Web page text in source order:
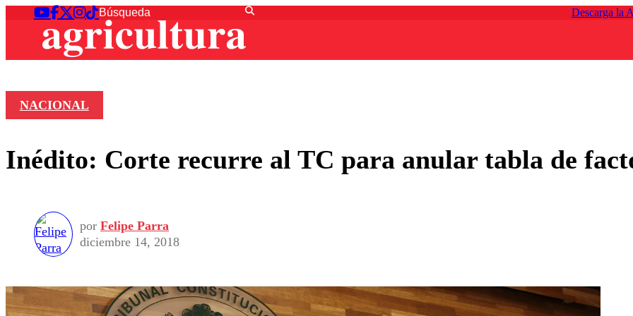
Descarga la
NACIONAL
Inédito: Corte recurre al TC para anular tabla de
por Felipe Parra
diciembre 14, 2018